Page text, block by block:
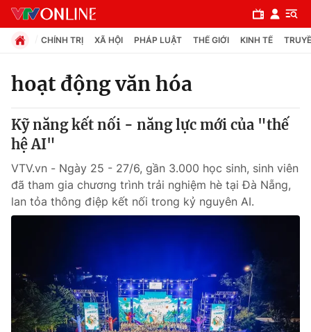
Chuyên mục
Chính trị
Xã hội
Pháp luật
Thế giới
Tin tức
CHÍNH TRỊ XÃ HỘI PHÁP LUẬT THẾ GIỚI KINH TẾ
hoạt động văn hóa
Kỹ năng kết nối - năng lực mới của "thế
hệ AI"
VTV.vn - Ngày 25 - 27/6, gần 3.000 học sinh, sinh viên
đã tham gia chương trình trải nghiệm hè tại Đà Nẵng,
lan tỏa thông điệp kết nối trong kỷ nguyên AI.